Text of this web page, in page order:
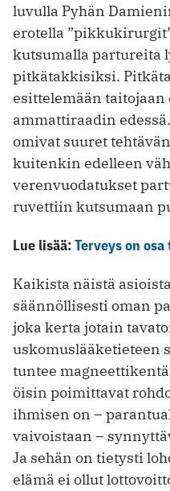
luvulla Pyhän
erotella
kutsumalla partureita
pitkätakkisiksi.
esittelemään taitojaan
ammattiraadin
omivat suuret
kuitenkin edelleen
verenvuodatukset
ruvettiin kutsumaan
Lue lisää:Terveys on
Kaikista näistä
säännöllisesti oman
joka kerta jotain
uskomuslääketieteen
tuntee
öisin poimittavat
ihmisen on –
vaivoistaan –
Ja sehän on tietysti
elämä ei ollut